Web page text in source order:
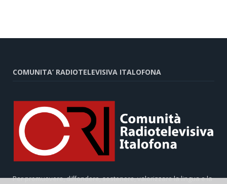
COMUNITA’ RADIOTELEVISIVA ITALOFONA
Per promuovere, diffondere, sostenere, valorizzare la lingua e la